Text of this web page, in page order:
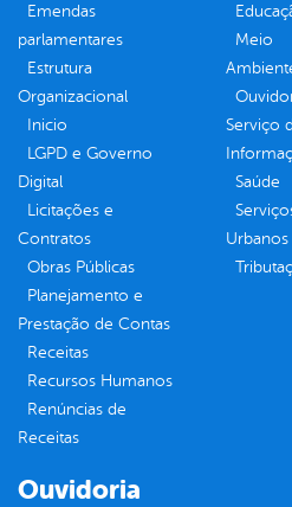
Emendas
parlamentares
Estrutura
Organizacional
Inicio
LGPD e Governo
Digital
Licitações e
Contratos
Obras Públicas
Planejamento e
Prestação de Contas
Receitas
Recursos Humanos
Renúncias de
Receitas
Meio
Serviço
Saúde
Urbanos
Ouvidoria